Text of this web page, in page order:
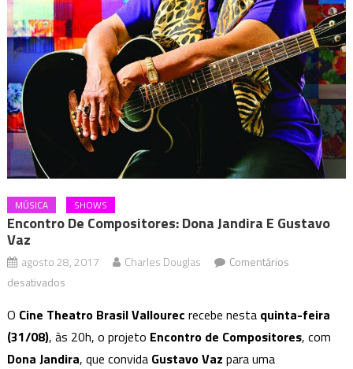
MÚSICA SHOWS
Encontro De Compositores: Dona Jandira E Gustavo
Vaz
agosto 28, 2017 Charles Douglas
Comentários
desativadosem
de
Compositores:
Dona
O Cine Theatro Brasil Vallourec recebe nesta quinta-feira
(31/08), às 20h, o projeto Encontro de Compositores, com
Dona Jandira, que convida Gustavo Vaz para uma